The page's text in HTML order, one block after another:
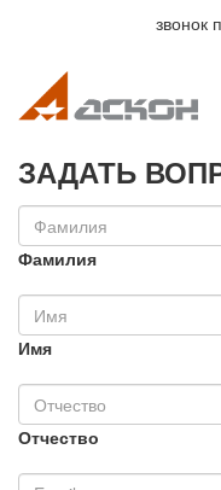
звонок
ЗАДАТЬ
Фамилия
Имя
Отчество